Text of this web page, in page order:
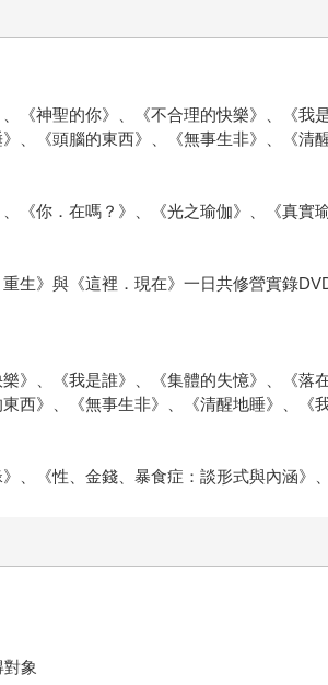
《神聖的你》、《不合理的快樂》、《我
、《頭腦的東西》、《無事生非》、《
《你．在嗎？》、《光之瑜伽》、《真
生》與《這裡．現在》一日共修營實錄
》、《我是誰》、《集體的失憶》、《落
西》、《無事生非》、《清醒地睡》、
、《性、金錢、暴食症：談形式與內涵
象